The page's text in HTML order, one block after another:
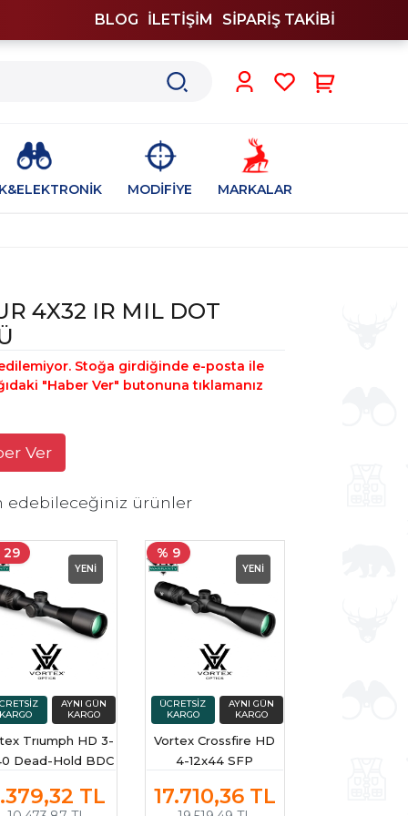
BLOG İLETİŞİM SİPARİŞ TAKİBİ
MODİFİYE MARKALAR
4X32 IR MIL DOT
Stoğa girdiğinde e-posta ile
"Haber Ver" butonuna tıklamanız
Ver
edebileceğiniz ürünler
29
YENİ
Trıumph HD 3-
Dead-Hold BDC
TL
% 9
YENİ
Vortex Crossfire HD
4-12x44 SFP
Hold 2A BDC Tüfek
17.710,36 TL